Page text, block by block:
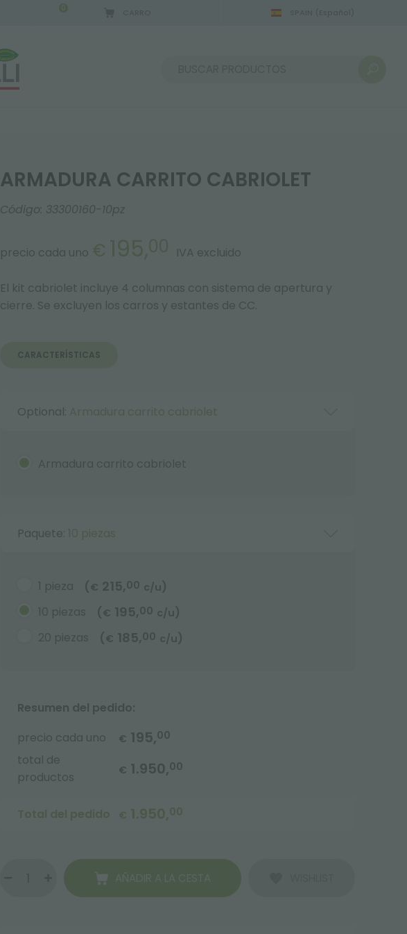
0
ARMADURA CARRITO CABRIOLET
Código: 33300160-10pz
precio cada uno € 195,00 IVA excluido
El kit cabriolet incluye 4 columnas con sistema de apertura y
cierre. Se excluyen los carros y estantes de CC.
CARACTERÍSTICAS
Optional: Armadura carrito cabriolet
Armadura carrito cabriolet
Paquete: 10 piezas
1 pieza ( € 215,00 c/u)
10 piezas
( € 195,00 c/u)
20 piezas
( € 185,00 c/u)
Resumen del pedido:
precio cada uno
€ 195,00
total de
productos
€ 1.950,00
Total del pedido € 1.950,00
AÑADIR A LA CESTA